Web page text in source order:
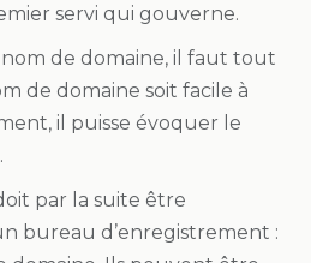
servi qui gouverne.
de domaine, il faut tout
de domaine soit facile à
il puisse évoquer le
par la suite être
bureau d’enregistrement :